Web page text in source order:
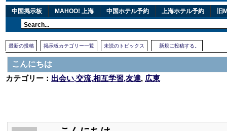
中国掲示板 MAHOO! 上海 中国ホテル予約 上海ホテル予約 旧
最新の投稿 掲示板カテゴリー一覧 未読のトピックス 新規に投稿する。
こんにちは
カテゴリー： 出会い,交流,相互学習,友達, 広東